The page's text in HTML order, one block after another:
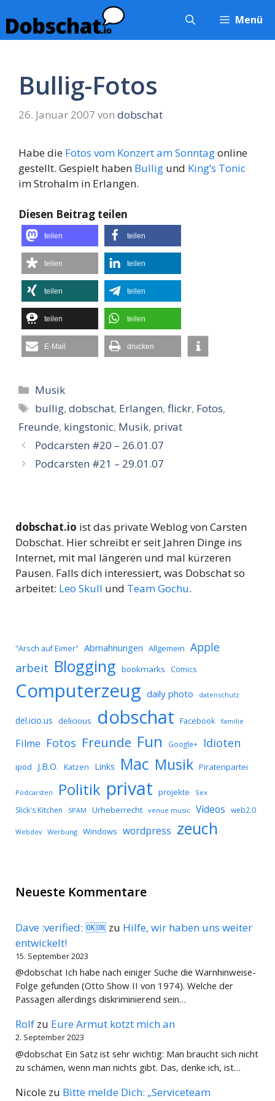
Inhalt
springen
Menü
Bullig-Fotos
26. Januar 2007 von dobschat
Habe die Fotos vom Konzert am Sonntagonline
gestellt. Gespielt haben Bullig und King’s Tonic
im Strohalm in Erlangen.
Diesen Beitrag teilen
teilen teilen
teilen teilen
teilen teilen
teilen teilen
E-Mail drucken
Kategorien
Musik
Schlagwörter
bullig,dobschat, Erlangen,flickr, Fotos,
Freunde, kingstonic, Musik, privat
Podcarsten #20 – 26.01.07
Podcarsten #21 – 29.01.07
dobschat.io ist das private Weblog von Carsten
Dobschat. Hier schreibt er seit Jahren Dinge ins
Internet, mit mal längeren und mal kürzeren
Pausen. Falls dich interessiert, was Dobschat so
arbeitet: Leo Skull und Team Gochu.
"Arsch auf Eimer" Abmahnungen Allgemein Apple
arbeit Blogging bookmarks Comics
Computerzeug daily photo datenschutz
del.icio.us delicious dobschat Facebook familie
Filme Fotos Freunde Fun Google+ Idioten
ipod J.B.O. Katzen Links Mac Musik Piratenpartei
Podcarsten Politik privat projekte Sex
Slick's Kitchen SPAM Urheberrecht venue music Videos web2.0
Webdev Werbung Windows wordpress zeuch
Neueste Kommentare
Dave :verified: 🆗🆒 zu Hilfe, wir haben uns weiter
entwickelt!
15. September 2023
@dobschat Ich habe nach einiger Suche die Warnhinweise-
Folge gefunden (Otto Show II von 1974). Welche der
Passagen allerdings diskriminierend sein…
Rolf zu Eure Armut kotzt mich an
2. September 2023
@dobschat Ein Satz ist sehr wichtig: Man braucht sich nicht
zu schämen, wenn man nichts gibt. Das, denke ich, ist…
Nicole zu Bitte melde Dich: „Serviceteam